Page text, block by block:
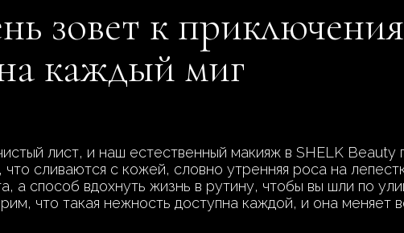
зовет к
каждый миг
лист, и наш естественный макияж в SHELK
сливаются с кожей, словно утренняя роса на
а способ вдохнуть жизнь в рутину, чтобы вы шли по
что такая нежность доступна каждой, и она меняет